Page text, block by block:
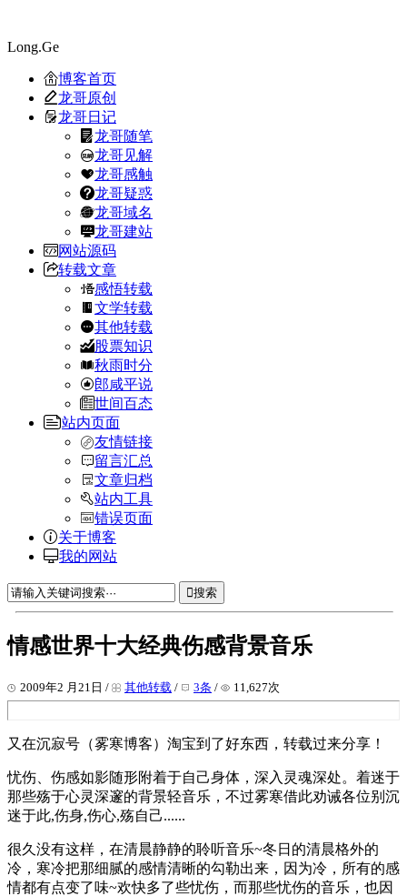
Long.Ge
博客首页
龙哥原创
龙哥日记
龙哥随笔
龙哥见解
龙哥感触
龙哥疑惑
龙哥域名
龙哥建站
网站源码
转载文章
感悟转载
文学转载
其他转载
股票知识
秋雨时分
郎咸平说
世间百态
站内页面
友情链接
留言汇总
文章归档
站内工具
错误页面
关于博客
我的网站
搜索
情感世界十大经典伤感背景音乐
2009年2 月21日 / 其他转载 / 3条 / 11,627次
又在沉寂号（雾寒博客）淘宝到了好东西，转载过来分享！
忧伤、伤感如影随形附着于自己身体，深入灵魂深处。着迷于
那些殇于心灵深邃的背景轻音乐，不过雾寒借此劝诫各位别沉
迷于此,伤身,伤心,殇自己......
很久没有这样，在清晨静静的聆听音乐~冬日的清晨格外的
冷，寒冷把那细腻的感情清晰的勾勒出来，因为冷，所有的感
情都有点变了味~欢快多了些忧伤，而那些忧伤的音乐，也因